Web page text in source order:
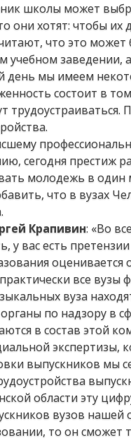
школы может
они хотят: чтобы
что это
заведении,
день мы имеем
состоит в
сегодня престиж
молодежь в один
что в вузах
Крапивин: «Во
у вас есть
все
вуза
по надзору в
в состав этой
экспертизы,
выпускников мы
области эту
вузов нашей
то он сможет